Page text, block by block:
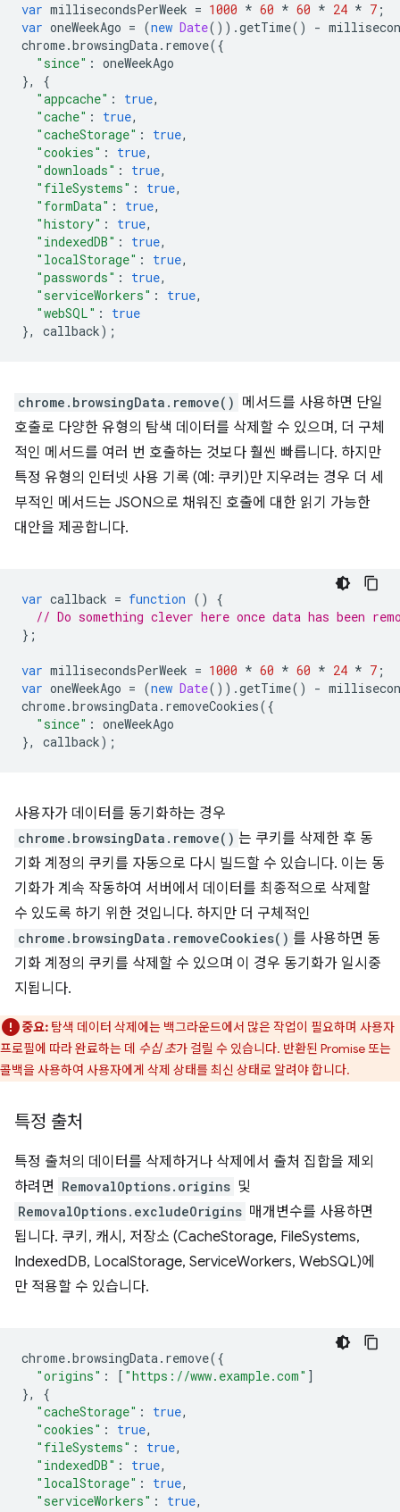
var millisecondsPerWeek = 1000 * 60 * 60 * 24 * 7 ;
var oneWeekAgo = (new Date()).getTime() -
chrome.browsingData. remove({
"since" : oneWeekAgo
},
{
"appcache" : true,
"cache" : true,
"cacheStorage" : true,
"cookies" : true,
"downloads" : true,
"fileSystems" : true,
"formData" : true,
"history" : true,
"indexedDB" : true,
"localStorage" : true,
"passwords" : true,
"serviceWorkers" : true,
"webSQL" :
true
},
callback);
chrome.browsingData.remove() 메서드를 사용하면 단일
호출로 다양한 유형의 탐색 데이터를 삭제할 수 있으며, 더 구체
적인 메서드를 여러 번 호출하는 것보다 훨씬 빠릅니다. 하지만
특정 유형의 인터넷 사용 기록 (예: 쿠키)만 지우려는 경우 더 세
부적인 메서드는 JSON으로 채워진 호출에 대한 읽기 가능한
대안을 제공합니다.
var callback = function ()
{
// Do something clever here once data has been
};
var millisecondsPerWeek = 1000 * 60 * 60 * 24 * 7 ;
var oneWeekAgo = (new Date()).getTime() -
chrome.browsingData. removeCookies({
"since" : oneWeekAgo
},
callback);
사용자가 데이터를 동기화하는 경우
chrome.browsingData.remove() 는 쿠키를 삭제한 후 동
기화 계정의 쿠키를 자동으로 다시 빌드할 수 있습니다. 이는 동
기화가 계속 작동하여 서버에서 데이터를 최종적으로 삭제할
수 있도록 하기 위한 것입니다. 하지만 더 구체적인
chrome.browsingData.removeCookies() 를 사용하면 동
기화 계정의 쿠키를 삭제할 수 있으며 이 경우 동기화가 일시중
지됩니다.
중요: 탐색 데이터 삭제에는 백그라운드에서 많은 작업이 필요하며 사용자
프로필에 따라 완료하는 데 수십 초가 걸릴 수 있습니다. 반환된 Promise 또는
콜백을 사용하여 사용자에게 삭제 상태를 최신 상태로 알려야 합니다.
특정 출처
특정 출처의 데이터를 삭제하거나 삭제에서 출처 집합을 제외
하려면 RemovalOptions.origins 및
RemovalOptions.excludeOrigins 매개변수를 사용하면
됩니다. 쿠키, 캐시, 저장소 (CacheStorage, FileSystems,
IndexedDB, LocalStorage, ServiceWorkers, WebSQL)에
만 적용할 수 있습니다.
chrome.browsingData. remove({
"origins" : [ "https://www.example.com" ]
},
{
"cacheStorage" : true,
"cookies" : true,
"fileSystems" : true,
"indexedDB" : true,
"localStorage" : true,
"serviceWorkers" : true,